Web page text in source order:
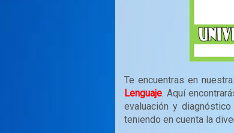
Te encuentras en
Lenguaje. Aquí
evaluación y
teniendo en cuenta la